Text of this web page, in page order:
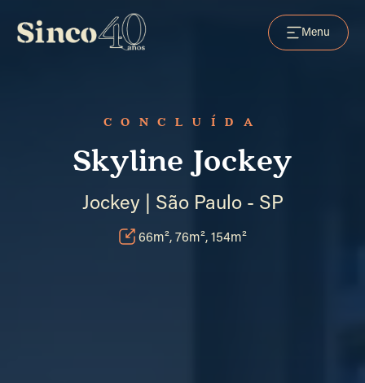
Menu
CONCLUÍDA
Skyline Jockey
Jockey | São Paulo - SP
66m², 76m², 154m²